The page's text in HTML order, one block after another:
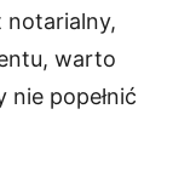
notarialny,
warto
popełnić